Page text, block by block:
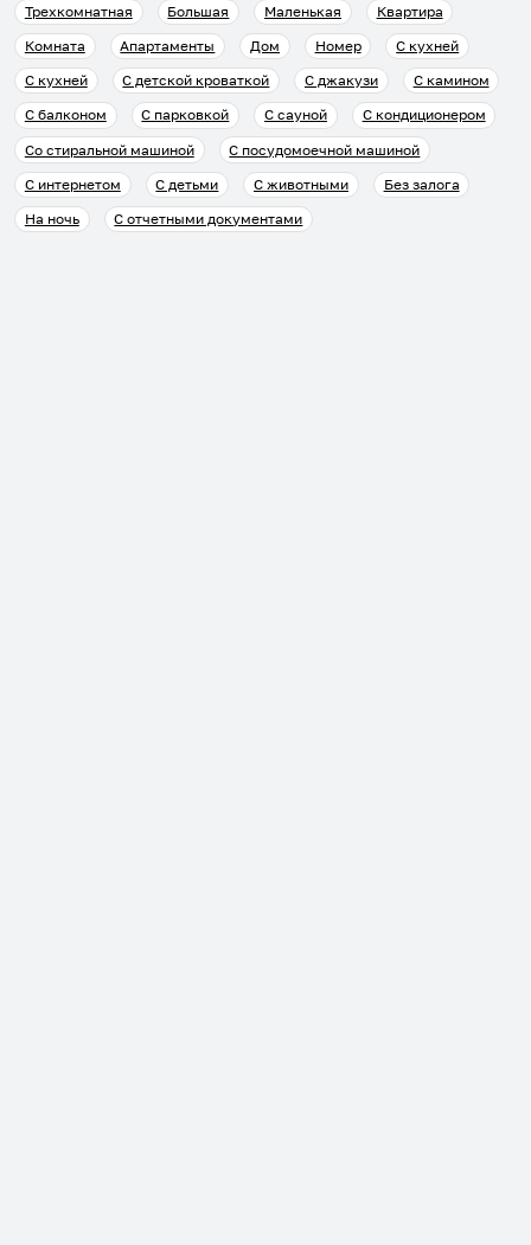
Трехкомнатная
Большая Маленькая
Квартира
Комната
Апартаменты Дом Номер
С кухней
С кухней
С детской кроваткой С джакузи
С камином
С балконом
С парковкой С сауной
С кондиционером
Со стиральной машиной
С посудомоечной машиной
С интернетом
С детьми С животными
Без залога
На ночь
С отчетными документами